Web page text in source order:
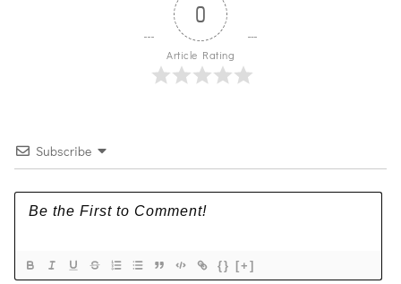
0
Article Rating
Subscribe
{} [+]